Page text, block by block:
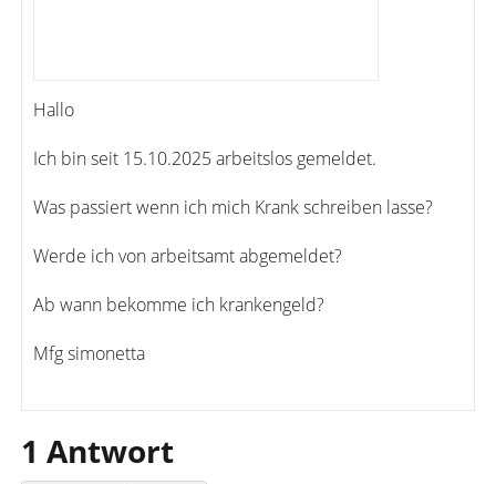
Hallo
Ich bin seit 15.10.2025 arbeitslos gemeldet.
Was passiert wenn ich mich Krank schreiben lasse?
Werde ich von arbeitsamt abgemeldet?
Ab wann bekomme ich krankengeld?
Mfg simonetta
1 Antwort